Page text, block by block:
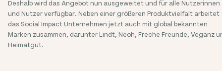
Deshalb wird das Angebot nun ausgeweitet und für alle Nutzerinnen
und Nutzer verfügbar. Neben einer größeren Produktvielfalt arbeitet
das Social Impact Unternehmen jetzt auch mit global bekannten
Marken zusammen, darunter Lindt, Neoh, Freche Freunde, Veganz
Heimatgut.